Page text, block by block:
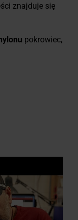
znajduje się
pokrowiec,